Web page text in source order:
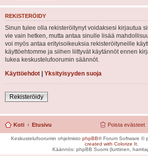
REKISTERÖIDY
Sinun tulee olla rekisteröitynyt voidaksesi kirjautua
vie vain hetken, mutta antaa sinulle lisää
voi myös antaa erityisoikeuksia rekisteröityneille
käyttöehtomme ja siihen liittyvät käytännöt ennen
lukea keskustelufoorumin säännöt.
Käyttöehdot | Yksityisyyden suoja
Rekisteröidy
Koti Etusivu Poista evästeet
Keskustelufoorumin ohjelmisto phpBB® Forum Software ©
created with Colorize It
Käännös: phpBB Suomi (lurttinen,